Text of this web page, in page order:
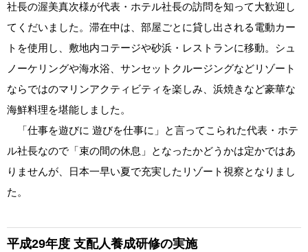
社長の渥美真次様が代表・ホテル社長の訪問を知って大歓迎し
てくだいました。滞在中は、部屋ごとに貸し出される電動カー
トを使用し、敷地内コテージや砂浜・レストランに移動。シュ
ノーケリングや海水浴、サンセットクルージングなどリゾート
ならではのマリンアクティビティを楽しみ、浜焼きなど豪華な
海鮮料理を堪能しました。
「仕事を遊びに 遊びを仕事に」と言ってこられた代表・ホテ
ル社長なので「束の間の休息」となったかどうかは定かではあ
りませんが、日本一早い夏で充実したリゾート視察となりまし
た。
平成29年度 支配人養成研修の実施